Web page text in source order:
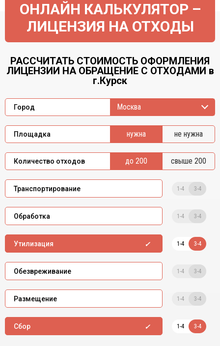
ОНЛАЙН КАЛЬКУЛЯТОР –
ЛИЦЕНЗИЯ НА ОТХОДЫ
РАССЧИТАТЬ СТОИМОСТЬ ОФОРМЛЕНИЯ
ЛИЦЕНЗИИ НА ОБРАЩЕНИЕ С ОТХОДАМИ в
г.Курск
Город Москва
Площадка нужна не нужна
Количество отходов до 200 свыше 200
Транспортирование 1-4 3-4
Обработка 1-4 3-4
Утилизация 1-4 3-4
Обезвреживание 1-4 3-4
Размещение 1-4 3-4
Сбор 1-4 3-4